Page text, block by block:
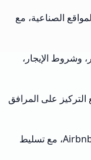
الصناعية، مع
وشروط الإيجار،
التركيز على المرافق
إنشاء أوصاف جذابة للإيجارات العطلة وقوائم Airbnb، مع تسليط